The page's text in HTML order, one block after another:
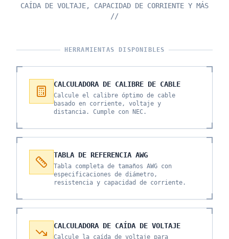
CAÍDA DE VOLTAJE, CAPACIDAD DE CORRIENTE Y MÁS
//
HERRAMIENTAS DISPONIBLES
CALCULADORA DE CALIBRE DE CABLE
Calcule el calibre óptimo de cable
basado en corriente, voltaje y
distancia. Cumple con NEC.
TABLA DE REFERENCIA AWG
Tabla completa de tamaños AWG con
especificaciones de diámetro,
resistencia y capacidad de corriente.
CALCULADORA DE CAÍDA DE VOLTAJE
Calcule la caída de voltaje para